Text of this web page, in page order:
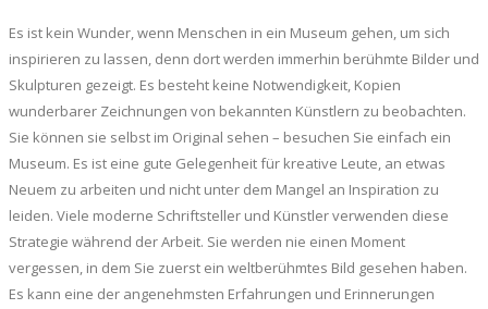
Es ist kein Wunder, wenn Menschen in ein Museum gehen, um sich
inspirieren zu lassen, denn dort werden immerhin berühmte Bilder und
Skulpturen gezeigt. Es besteht keine Notwendigkeit, Kopien
wunderbarer Zeichnungen von bekannten Künstlern zu beobachten.
Sie können sie selbst im Original sehen – besuchen Sie einfach ein
Museum. Es ist eine gute Gelegenheit für kreative Leute, an etwas
Neuem zu arbeiten und nicht unter dem Mangel an Inspiration zu
leiden. Viele moderne Schriftsteller und Künstler verwenden diese
Strategie während der Arbeit. Sie werden nie einen Moment
vergessen, in dem Sie zuerst ein weltberühmtes Bild gesehen haben.
Es kann eine der angenehmsten Erfahrungen und Erinnerungen